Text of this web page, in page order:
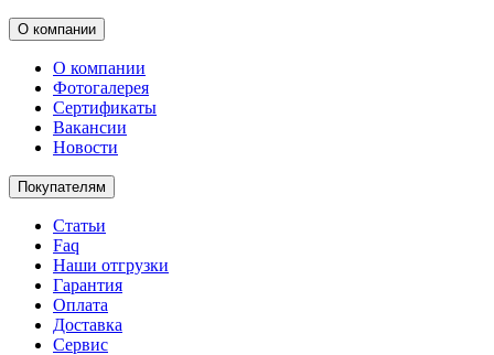
О компании
О компании
Фотогалерея
Сертификаты
Вакансии
Новости
Покупателям
Статьи
Faq
Наши отгрузки
Гарантия
Оплата
Доставка
Сервис